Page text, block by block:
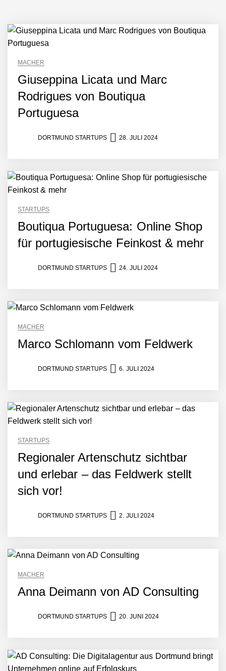
MACHER
Giuseppina Licata und Marc
Rodrigues von Boutiqua
Portuguesa
DORTMUND STARTUPS 28. JULI 2024
STARTUPS
Boutiqua Portuguesa: Online Shop
für portugiesische Feinkost & mehr
DORTMUND STARTUPS 24. JULI 2024
MACHER
Marco Schlomann vom Feldwerk
DORTMUND STARTUPS 6. JULI 2024
STARTUPS
Regionaler Artenschutz sichtbar
und erlebar – das Feldwerk stellt
sich vor!
DORTMUND STARTUPS 2. JULI 2024
MACHER
Anna Deimann von AD Consulting
DORTMUND STARTUPS 20. JUNI 2024